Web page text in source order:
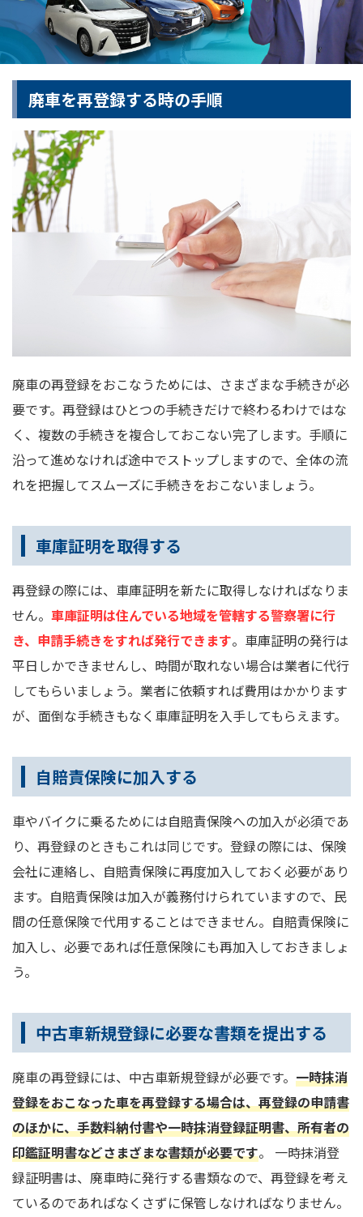
廃車を再登録する時の手順
廃車の再登録をおこなうためには、さまざまな手続きが必
要です。再登録はひとつの手続きだけで終わるわけではな
く、複数の手続きを複合しておこない完了します。手順に
沿って進めなければ途中でストップしますので、全体の流
れを把握してスムーズに手続きをおこないましょう。
車庫証明を取得する
再登録の際には、車庫証明を新たに取得しなければなりま
せん。 車庫証明は住んでいる地域を管轄する警察署に行
き、申請手続きをすれば発行できます。車庫証明の発行は
平日しかできませんし、時間が取れない場合は業者に代行
してもらいましょう。業者に依頼すれば費用はかかります
が、面倒な手続きもなく車庫証明を入手してもらえます。
自賠責保険に加入する
車やバイクに乗るためには自賠責保険への加入が必須であ
り、再登録のときもこれは同じです。登録の際には、保険
会社に連絡し、自賠責保険に再度加入しておく必要があり
ます。自賠責保険は加入が義務付けられていますので、民
間の任意保険で代用することはできません。自賠責保険に
加入し、必要であれば任意保険にも再加入しておきましょ
う。
中古車新規登録に必要な書類を提出する
廃車の再登録には、中古車新規登録が必要です。 一時抹消
登録をおこなった車を再登録する場合は、再登録の申請書
のほかに、手数料納付書や一時抹消登録証明書、所有者の
印鑑証明書などさまざまな書類が必要です。 一時抹消登
録証明書は、廃車時に発行する書類なので、再登録を考え
ているのであればなくさずに保管しなければなりません。